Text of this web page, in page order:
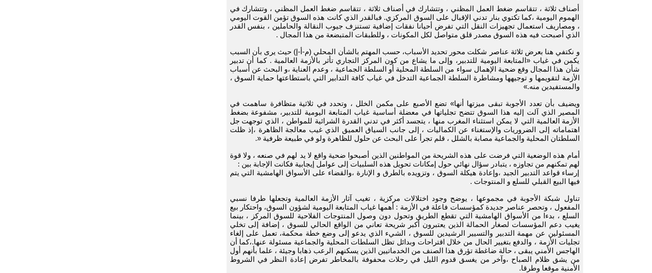
أصناف ثلاثة ، تتقاسم ضغط العمل المظني ، وتتشارك في أصناف ثلاثة ، تتقاسم ضغط العمل المظني ، وتتشارك في
الهموم اليومية ،كما تكتوي بنار تدني الإقبال على السوق المركزي. فبالقدر الذي كانت هذه السوق تؤمن القوت اليومي
، ومصاريف استعمال تجهيزات النقل التي تفرض أحيانا نفقات إضافية تستنزف جيوب النقالة والحاملين ، بنفس القدر
الذي أصبحت فيه هذه السوق مصدر قلق متواصل لكل المكونات ، وللطبقات المتبضعة من هذا المجال .
و نكتفي هنا بعرض ثلاثة عناصر شكلت محور تحديد الأسباب، حسب المهتم بالشأن المحلي (م-أ-إ) حيث يرى بأن السبب
يكمن في غياب «المتابعة اليومية للتدبير، وإلى ما يشاع من كون المركز التجاري تأثر بالأزمة العالمية . كما أن تدبير
شأن هذا المجال وقع ضحية الإهمال سواء من السلطة المحلية أو السلطة الجماعية ، وعدم العناية ،و البحث عن أسباب
الأزمة لتقويمها و توجيهها ومشاطرة السلطة الجماعية التدخل في غياب كافة التدابير التي باستطاعتها حماية السوق ،
والمستفيدين منه.»
ويضيف بأن تعدد الأجوبة تبقى ميزتها أنها» تضع الأصبع على مكمن الخلل ، وتحدد في ثلاثية متظافرة ساهمت في
المصير الذي آلت إليه هذا السوق تتضح تجلياتها في معضلة أساسية غياب المتابعة اليومية للتدبير، مشفوعة بضغط
الأزمة العالمية التي لا يمكن استثناء المغرب منها ، يتجسد أكثر في تدني القدرة الشرائية للمواطن ، الذي توجهت جل
اهتماماته إلى الضروريات والإستغناء عن الكماليات ، إلى جانب السياق العميق الذي غيب معالجة الظاهرة ،إذ ظلت
السلطتان المحلية والجماعية مصابة بالشلل ، قلم تجرأ على البحث عن حلول للظاهرة ولو في طبيعة ظرفية «.
أمام هذه الوضعية التي فرضت على هذه الشريحة من المواطنين الذين أصبحوا ضحية واقع لا يد لهم في صنعه ، ولا قوة
لهم تمكنهم من تجاوزه ، يتبادر سؤال نهائي حول إمكانات تحويل هذه السلبيات إلى عوامل إيجابية فكانت الإجابة بين :
إرساء قواعد التدبير الجيد ،وإعادة هيكلة السوق ، وتزويده بالطرق و الإنارة ،والقضاء على الأسواق الهامشية التي يتم
فيها البيع القبلي للسلع و المنتوجات .
تناول شبكة الأجوبة في مجموعها ، يوضح وجود اختلالات مركزية ، تغيب آثار الأزمة العالمية وتجعلها طرفا نسبي
المفعول ، وتحصر عناصر جديدة كمؤسسات فاعلة في الأزمة : أهمها غياب المتابعة اليومية لشؤون السوق، واحتكار بيع
السلع ، بدءا من الأسواق الهامشية التي تقطع الطريق وتحول دون وصول المنتوجات الفلاحية للسوق المركز ، بينما
يغيب دعم المؤسسات لصغار الحمالة الذين يعتبرون أكبر شريحة تعاني من الواقع الحالي للسوق ، إضافة إلى تخلي
المسئولين عن مهمة التدبير والتسيير الرشيدين للسوق ، الشيء الذي يدعو إلى وضع خطة محكمة، تعمل على إلغاء
تجليات الأزمة ، والدفع بتغيير الحال من خلال اقتراحات وبدائل تظل السلطات المحلية والجماعية مسئولة عنها.،كما أن
الهاجس الأمني يبقى ، حالة ضاغطة تؤرق هذا الصنف من الخدماتيين الذين يسكنهم الرعب ذهابا وجيئة ، علما بأنهم أول
من يشق ظلام الصباح ،وآخر من يغسق قدوم الليل في رحلات محفوفة بالمخاطر تفرض إعادة النظر في الشروط
الأمنية موقعا وطرقا.